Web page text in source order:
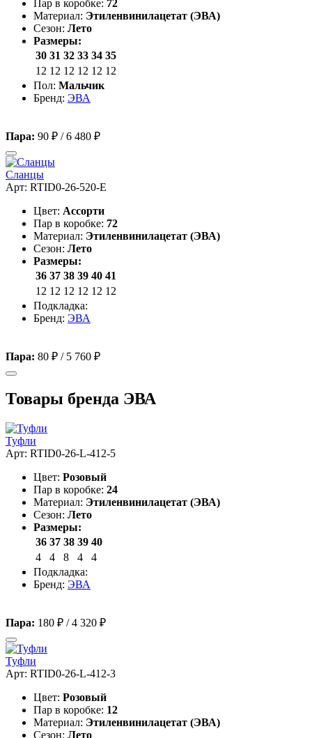
Пар в коробке: 72
Материал: Этиленвинилацетат (ЭВА)
Сезон: Лето
Размеры:
30 31 32 33 34 35
12 12 12 12 12 12
Пол: Мальчик
Бренд: ЭВА
Пара: 90 ₽ /6 480 ₽
Сланцы
Арт: RTID0-26-520-E
Цвет: Ассорти
Пар в коробке: 72
Материал: Этиленвинилацетат (ЭВА)
Сезон: Лето
Размеры:
36 37 38 39 40 41
12 12 12 12 12 12
Подкладка:
Бренд: ЭВА
Пара: 80 ₽ / 5 760 ₽
Товары бренда ЭВА
Туфли
Арт: RTID0-26-L-412-5
Цвет: Розовый
Пар в коробке: 24
Материал: Этиленвинилацетат (ЭВА)
Сезон: Лето
Размеры:
36 37 38 39 40
4
4 8 4
4
Подкладка:
Бренд: ЭВА
Пара: 180 ₽ /4 320 ₽
Туфли
Арт: RTID0-26-L-412-3
Цвет: Розовый
Пар в коробке: 12
Материал: Этиленвинилацетат (ЭВА)
Сезон: Лето